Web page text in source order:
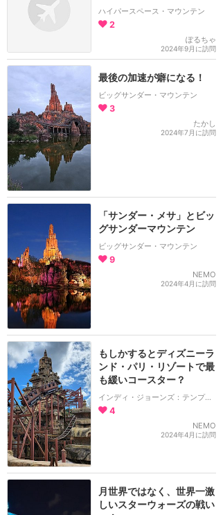
ハイパースペース・マウンテン
2
ぽるちゃ
2024年9月に訪問
最後の加速が癖になる！
ビッグサンダー・マウンテン
3
たかし
2024年7月に訪問
「サンダー・メサ」とビッ
グサンダーマウンテン
ビッグサンダー・マウンテン
9
NEMO
2024年4月に訪問
もしかするとディズニーラ
ンド・パリ・リゾートで最
も緩いコースター？
インディ・ジョーンズ：テンプル・オブ・ペリル
4
NEMO
2024年4月に訪問
月世界ではなく、世界一激
しいスターウォーズの戦い